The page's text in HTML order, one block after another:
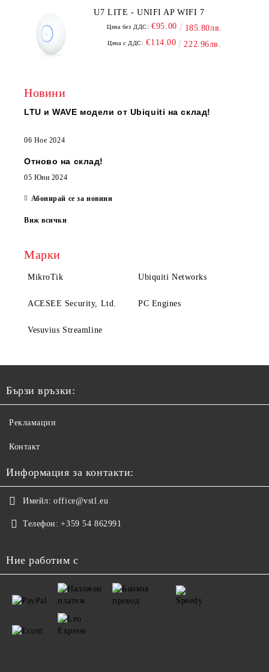
U7 LITE - UNIFI AP WIFI 7
Цена без ДДС: €95.00 185.80лв.
Цена с ДДС: €114.00 222.96лв.
Новини
LTU и WAVE модели от Ubiquiti на склад!
06 Ное 2024
Отново на склад!
05 Юни 2024
Абонирай се за новини
Виж всички
Марки
MikroTik Ubiquiti Networks
ACESEE Security, Ltd. PC Engines
Vesuvius Streamline
Бързи връзки:
Рекламации
Контакт
Информация за контакти:
Имейл: office@vstl.eu
Телефон: +359 54 862991
Ние работим с